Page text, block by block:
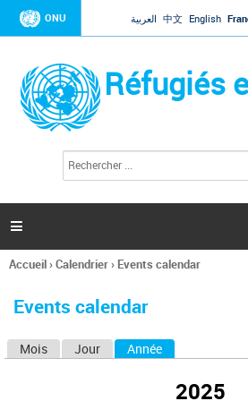
Jump to navigation
ONU العربية 中文 English
Réfugiés
l
c
h
e

Vous
ici
Accueil›Calendrier› Events calendar
Events calendar
Mois Jour Année
2025